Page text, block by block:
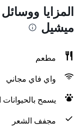
المزايا
ميشيل
مطعم
واي فاي مجاني
يسمح
مجفف الشعر